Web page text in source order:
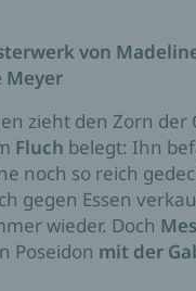
von
Meyer
zieht den Zorn
Fluch belegt: Ihn
noch so reich
gegen Essen
wieder. Doch
Poseidon mit der